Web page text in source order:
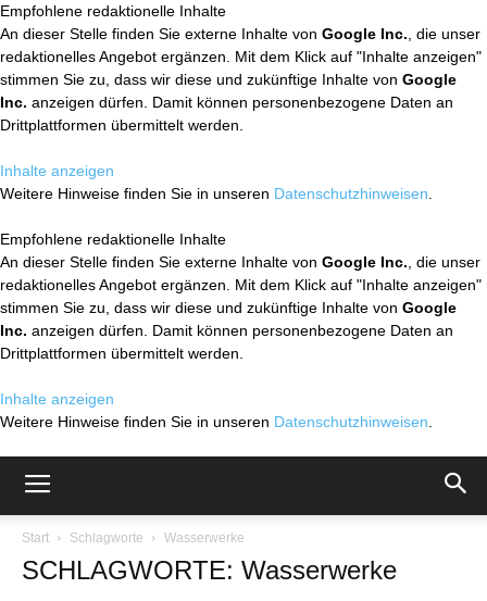
Empfohlene redaktionelle Inhalte
An dieser Stelle finden Sie externe Inhalte von Google Inc. , die unser
redaktionelles Angebot ergänzen. Mit dem Klick auf "Inhalte anzeigen"
stimmen Sie zu, dass wir diese und zukünftige Inhalte von Google
Inc. anzeigen dürfen. Damit können personenbezogene Daten an
Drittplattformen übermittelt werden.
Inhalte anzeigen
Weitere Hinweise finden Sie in unseren Datenschutzhinweisen
Empfohlene redaktionelle Inhalte
An dieser Stelle finden Sie externe Inhalte von Google Inc. , die unser
redaktionelles Angebot ergänzen. Mit dem Klick auf "Inhalte anzeigen"
stimmen Sie zu, dass wir diese und zukünftige Inhalte von Google
Inc. anzeigen dürfen. Damit können personenbezogene Daten an
Drittplattformen übermittelt werden.
Inhalte anzeigen
Weitere Hinweise finden Sie in unseren Datenschutzhinweisen
Start Schlagworte Wasserwerke
SCHLAGWORTE: Wasserwerke